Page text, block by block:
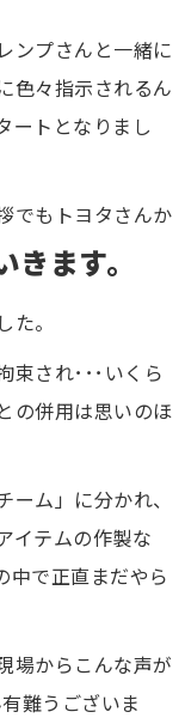
ンプさんと一緒に
色々指示されるん
ートとなりまし
でもトヨタさんか
ます。
。
束され･･･いくら
の併用は思いのほ
ム」に分かれ、
イテムの作製な
中で正直まだやら
場からこんな声が
難うございま